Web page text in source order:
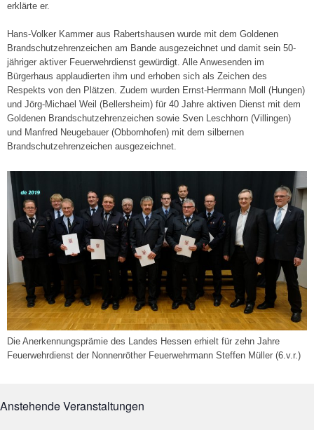
erklärte er.
Hans-Volker Kammer aus Rabertshausen wurde mit dem Goldenen
Brandschutzehrenzeichen am Bande ausgezeichnet und damit sein 50-
jähriger aktiver Feuerwehrdienst gewürdigt. Alle Anwesenden im
Bürgerhaus applaudierten ihm und erhoben sich als Zeichen des
Respekts von den Plätzen. Zudem wurden Ernst-Herrmann Moll (Hungen)
und Jörg-Michael Weil (Bellersheim) für 40 Jahre aktiven Dienst mit dem
Goldenen Brandschutzehrenzeichen sowie Sven Leschhorn (Villingen)
und Manfred Neugebauer (Obbornhofen) mit dem silbernen
Brandschutzehrenzeichen ausgezeichnet.
Die Anerkennungsprämie des Landes Hessen erhielt für zehn Jahre
Feuerwehrdienst der Nonnenröther Feuerwehrmann Steffen Müller (6.v.r.)
Anstehende Veranstaltungen